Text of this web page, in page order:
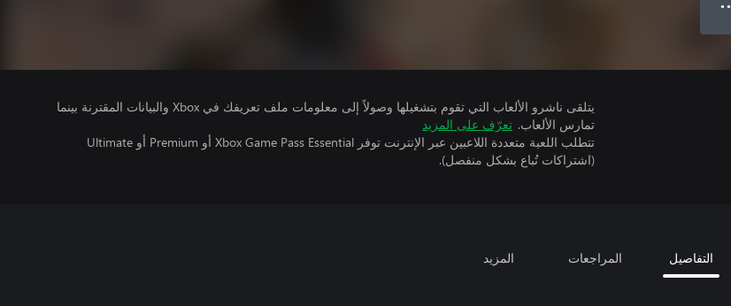
●
يتلقى ناشرو الألعاب التي تقوم بتشغيلها وصولاً إلى معلومات ملف تعريفك في Xbox والبيانات المقترنة بينما
تمارس الألعاب. تعرّف على المزيد
تتطلب اللعبة متعددة اللاعبين عبر الإنترنت توفر Xbox Game Pass Essential أو Premium أو Ultimate
(اشتراكات تُباع بشكل منفصل).
التفاصيل المراجعات المزيد